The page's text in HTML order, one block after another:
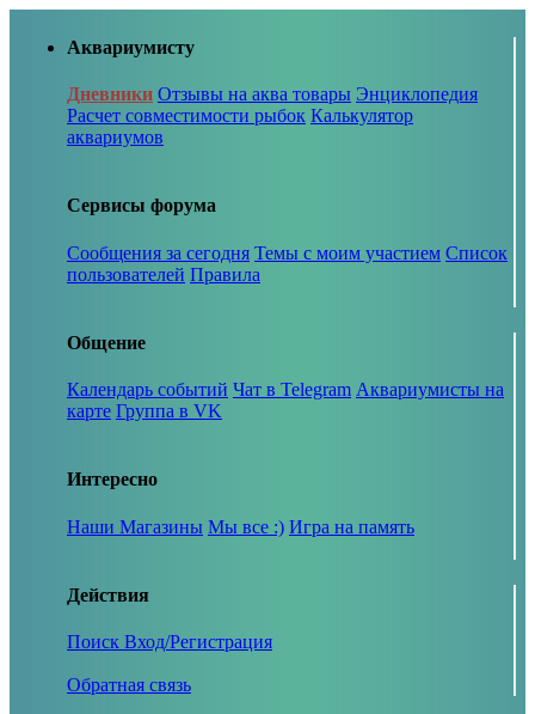
Аквариумисту
Дневники Отзывы на аква товары Энциклопедия
Расчет совместимости рыбок Калькулятор
аквариумов
Сервисы форума
Сообщения за сегодня Темы с моим участием Список
пользователей Правила
Общение
Календарь событий Чат в Telegram Аквариумисты на
карте Группа в VK
Интересно
Наши Магазины Мы все :) Игра на память
Действия
Поиск Вход/Регистрация
Обратная связь